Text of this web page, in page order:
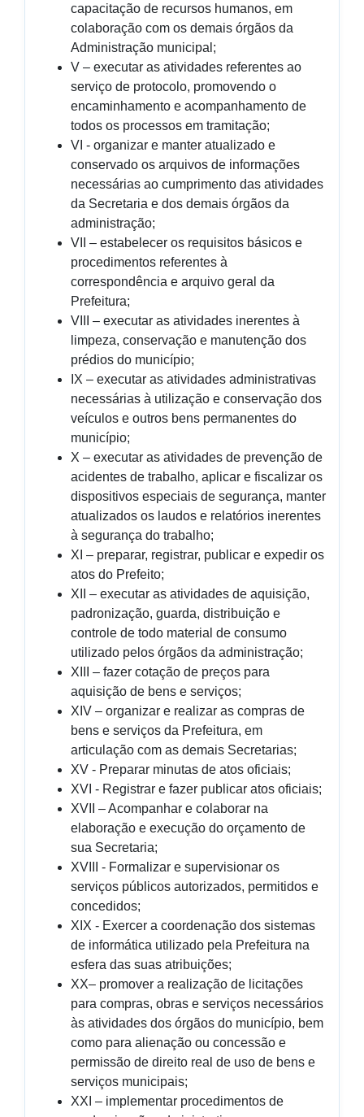
capacitação de recursos humanos, em
colaboração com os demais órgãos da
Administração municipal;
V – executar as atividades referentes ao
serviço de protocolo, promovendo o
encaminhamento e acompanhamento de
todos os processos em tramitação;
VI - organizar e manter atualizado e
conservado os arquivos de informações
necessárias ao cumprimento das atividades
da Secretaria e dos demais órgãos da
administração;
VII – estabelecer os requisitos básicos e
procedimentos referentes à
correspondência e arquivo geral da
Prefeitura;
VIII – executar as atividades inerentes à
limpeza, conservação e manutenção dos
prédios do município;
IX – executar as atividades administrativas
necessárias à utilização e conservação dos
veículos e outros bens permanentes do
município;
X – executar as atividades de prevenção de
acidentes de trabalho, aplicar e fiscalizar os
dispositivos especiais de segurança, manter
atualizados os laudos e relatórios inerentes
à segurança do trabalho;
XI – preparar, registrar, publicar e expedir os
atos do Prefeito;
XII – executar as atividades de aquisição,
padronização, guarda, distribuição e
controle de todo material de consumo
utilizado pelos órgãos da administração;
XIII – fazer cotação de preços para
aquisição de bens e serviços;
XIV – organizar e realizar as compras de
bens e serviços da Prefeitura, em
articulação com as demais Secretarias;
XV - Preparar minutas de atos oficiais;
XVI - Registrar e fazer publicar atos oficiais;
XVII – Acompanhar e colaborar na
elaboração e execução do orçamento de
sua Secretaria;
XVIII - Formalizar e supervisionar os
serviços públicos autorizados, permitidos e
concedidos;
XIX - Exercer a coordenação dos sistemas
de informática utilizado pela Prefeitura na
esfera das suas atribuições;
XX– promover a realização de licitações
para compras, obras e serviços necessários
às atividades dos órgãos do município, bem
como para alienação ou concessão e
permissão de direito real de uso de bens e
serviços municipais;
XXI – implementar procedimentos de